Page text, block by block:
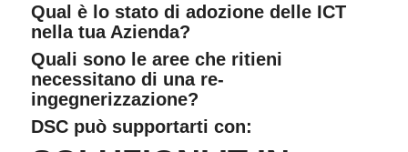
Qual è lo stato di adozione delle ICT
nella tua Azienda?
Quali sono le aree che ritieni
necessitano di una re-
ingegnerizzazione?
DSC può supportarti con: